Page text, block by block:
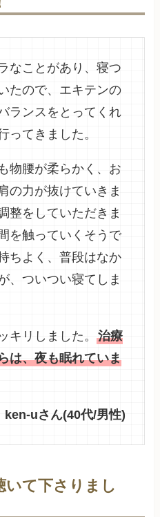
なことがあり、寝つ
たので、エキテンの
ランスをとってくれ
ってきました。
物腰が柔らかく、お
の力が抜けていきま
整をしていただきま
を触っていくそうで
ちよく、普段はなか
、ついつい寝てしま
キリしました。治療
は、夜も眠れていま
ken-uさん(40代/男性)
て下さりまし